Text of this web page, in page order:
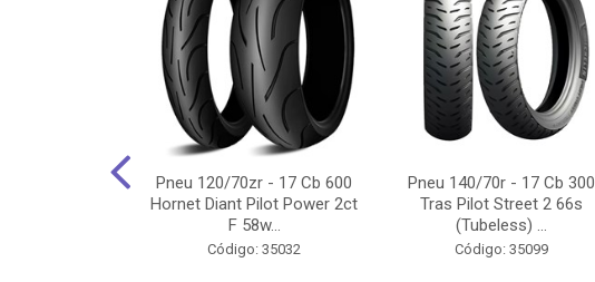
Pneu 120/70zr - 17 Cb 600
Hornet Diant Pilot Power 2ct
F 58w...
Código: 35032
Pneu 140/70r - 17 Cb 300
Tras Pilot Street 2 66s
(Tubeless) ...
Código: 35099